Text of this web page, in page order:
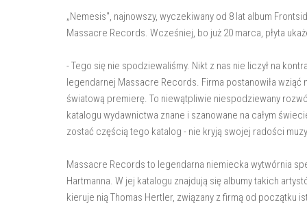
„Nemesis", najnowszy, wyczekiwany od 8 lat album
Massacre Records. Wcześniej, bo już 20 marca, płyta
- Tego się nie spodziewaliśmy. Nikt z nas nie liczył na
legendarnej Massacre Records. Firma postanowiła wziąć
światową premierę. To niewątpliwie niespodziewany
katalogu wydawnictwa znane i szanowane na całym
zostać częścią tego katalog - nie kryją swojej radości
Massacre Records to legendarna niemiecka wytwórnia
Hartmanna. W jej katalogu znajdują się albumy takich
kieruje nią Thomas Hertler, związany z firmą od początku